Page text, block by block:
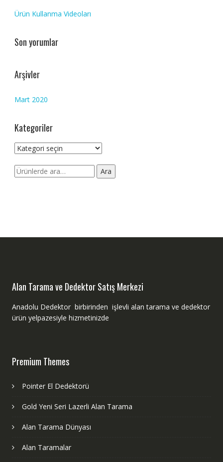
Ürün Kullanma Videoları
Son yorumlar
Arşivler
Mart 2020
Kategoriler
Kategoriler
Ara: Ara
Alan Tarama ve Dedektor Satış Merkezi
Anadolu Dedektor birbirinden işlevli alan tarama ve dedektor
ürün yelpazesiyle hizmetinizde
Premium Themes
Pointer El Dedektorü
Gold Yeni Seri Lazerli Alan Tarama
Alan Tarama Dünyası
Alan Taramalar